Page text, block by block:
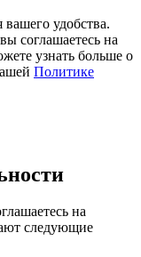
удобства.
соглашаетесь на
узнать больше о
Политике
на
следующие